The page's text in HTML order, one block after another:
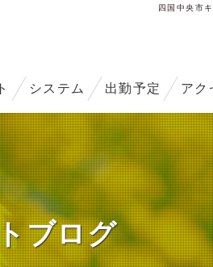
四国中央市
システム 出勤予定 アク
ブログ